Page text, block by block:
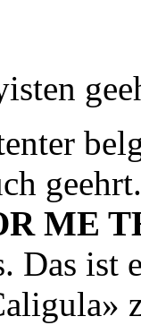
geehrt.
ME
Das ist